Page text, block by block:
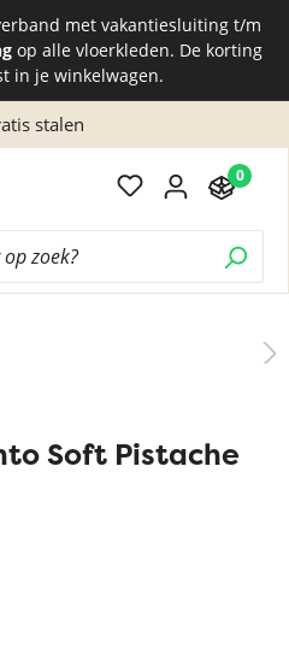
met vakantiesluiting t/m
op alle vloerkleden. De korting
in je winkelwagen.
stalen
0
Soft Pistache